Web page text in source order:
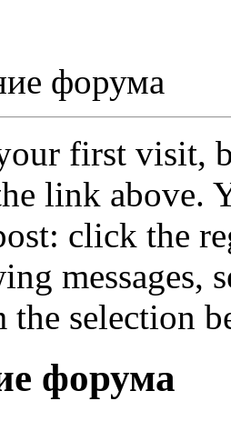
форума
first visit,
link above.
click the
messages,
selection
форума